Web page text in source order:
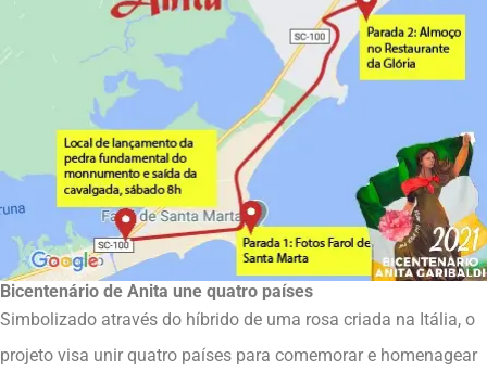
Bicentenário de Anita une quatro países
Simbolizado através do híbrido de uma rosa criada na Itália, o
projeto visa unir quatro países para comemorar e homenagear